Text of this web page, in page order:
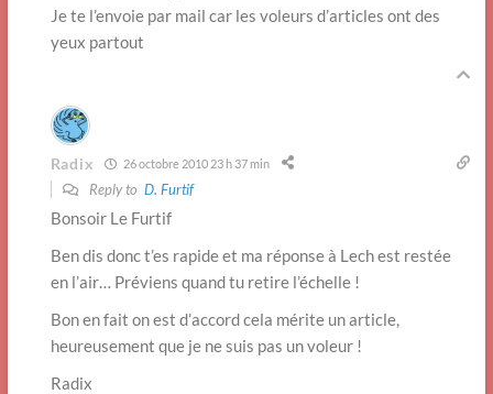
Je te l’envoie par mail car les voleurs d’articles ont des
yeux partout
Radix 26 octobre 2010 23 h 37 min
Reply to D. Furtif
Bonsoir Le Furtif
Ben dis donc t’es rapide et ma réponse à Lech est restée
en l’air… Préviens quand tu retire l’échelle !
Bon en fait on est d’accord cela mérite un article,
heureusement que je ne suis pas un voleur !
Radix